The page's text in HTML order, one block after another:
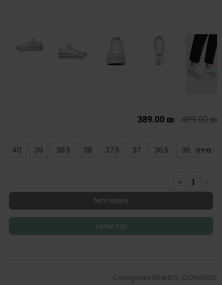
499.00₪
389.00 ₪
מידה 36
36.5
37
37.5
38
38.5
39
40
הוספה לסל
קנה עכשיו
Categories BRANDS, CONVERSE